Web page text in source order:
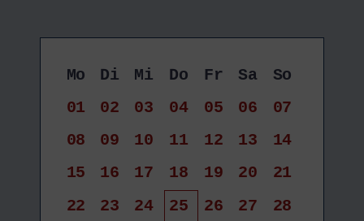
Mo Di Mi Do Fr Sa
So
01
02 03 04 05 06
07
08
09 10 11 12 13
14
15
16 17 18 19 20
21
22
23 24 25 26 27
28